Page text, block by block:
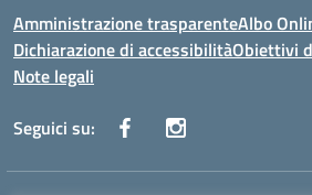
Amministrazione trasparenteAlbo
Dichiarazione di accessibilitàObiettivi
Note legali
Seguici su: